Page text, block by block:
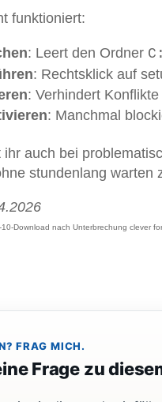
funktioniert:
: Leert den Ordner
: Rechtsklick auf
: Verhindert
: Manchmal
auch bei
stundenlang warten
10-Download nach Unterbrechung clever
FRAG MICH.
Frage zu